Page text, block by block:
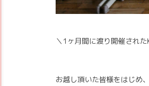
＼1ヶ月間に渡り開催され
お越し頂いた皆様をはじめ